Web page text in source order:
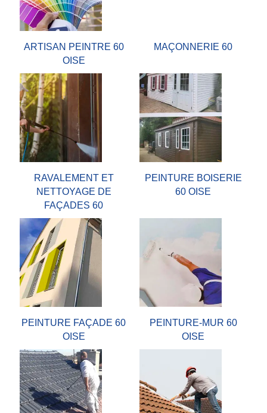
ARTISAN PEINTRE 60
OISE
MAÇONNERIE 60
RAVALEMENT ET
NETTOYAGE DE
FAÇADES 60
PEINTURE BOISERIE
60 OISE
PEINTURE FAÇADE 60
OISE
PEINTURE-MUR 60
OISE